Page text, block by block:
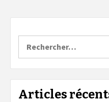
Articles